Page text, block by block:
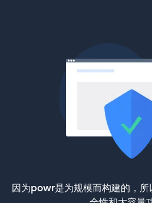
因为powr是为规模而构建的，